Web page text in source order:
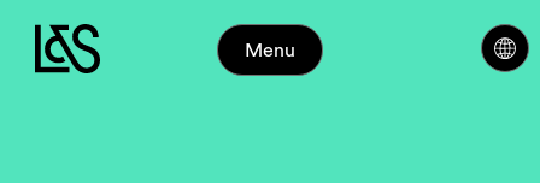
Menu